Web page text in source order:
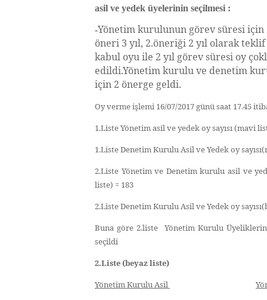
asil ve yedek üyelerinin seçilmesi :
-Yönetim kurulunun görev süresi için
öneri 3 yıl, 2.öneriği 2 yıl olarak
kabul oyu ile 2 yıl görev süresi oy
edildi.Yönetim kurulu ve denetim
için 2 önerge geldi.
Oy verme işlemi 16/07/2017 günü saat 17.45
1.Liste Yönetim asil ve yedek oy sayısı (mavi
1.Liste Denetim Kurulu Asil ve Yedek oy
2.Liste Yönetim ve Denetim kurulu asil ve
liste) = 183
2.Liste Denetim Kurulu Asil ve Yedek oy
Buna göre 2.liste Yönetim Kurulu
seçildi
2.Liste (beyaz liste)
Yönetim Kurulu Asil